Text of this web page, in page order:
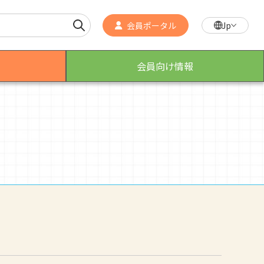
会員ポータル Jp
会員向け情報